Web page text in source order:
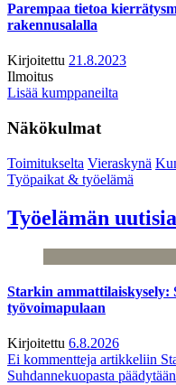
Parempaa tietoa
rakennusalalla
Kirjoitettu 21.8.2023
Ilmoitus
Lisää kumppaneilta
Näkökulmat
Toimitukselta Vieraskynä
Työpaikat & työelämä
Työelämän uutisia
Starkin ammattilaiskysely:
työvoimapulaan
Kirjoitettu 6.8.2026
Ei kommentteja artikkeliin
Suhdannekuopasta